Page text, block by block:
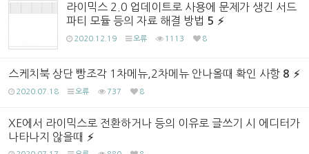
라이믹스 2.0 업데이트로 사용에 문제가 생긴 서드
파티 모듈 등의 자료 해결 방법 5
2020.12.19 오류 1113 8
스케치북 상단 빵조각 1차메뉴,2차메뉴 안나올때 확인 사항 8
2020.07.18 오류 737 8
XE에서 라이믹스로 전환하거나 등의 이유로 글쓰기 시 에디터가
나타나지 않을때